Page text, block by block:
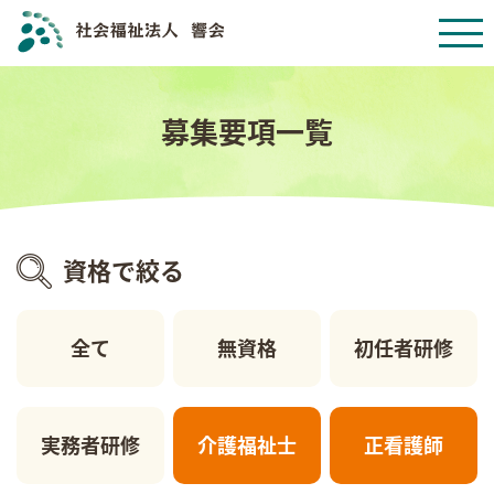
募集要項一覧
資格で絞る
全て 無資格 初任者研修
実務者研修 介護福祉士 正看護師